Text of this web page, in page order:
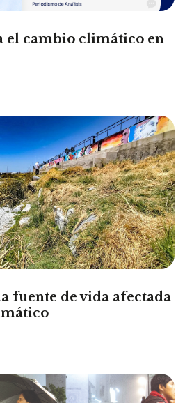
el cambio climático en
fuente de vida afectada